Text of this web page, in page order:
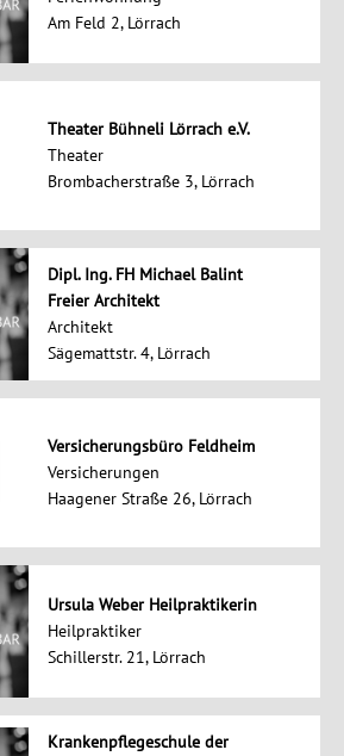
Am Feld 2, Lörrach
Theater Bühneli Lörrach e.V.
Theater
Brombacherstraße 3, Lörrach
Dipl. Ing. FH Michael Balint
Freier Architekt
Architekt
Sägemattstr. 4, Lörrach
Versicherungsbüro Feldheim
Versicherungen
Haagener Straße 26, Lörrach
Ursula Weber Heilpraktikerin
Heilpraktiker
Schillerstr. 21, Lörrach
Krankenpflegeschule der